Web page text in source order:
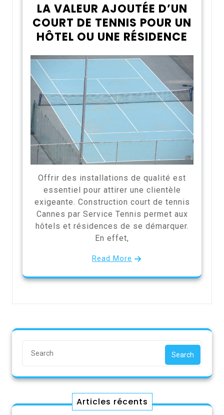
LA VALEUR AJOUTÉE D’UN
COURT DE TENNIS POUR UN
HÔTEL OU UNE RÉSIDENCE
Offrir des installations de qualité est
essentiel pour attirer une clientèle
exigeante. Construction court de tennis
Cannes par Service Tennis permet aux
hôtels et résidences de se démarquer.
En effet,
Read More
Search
Articles récents